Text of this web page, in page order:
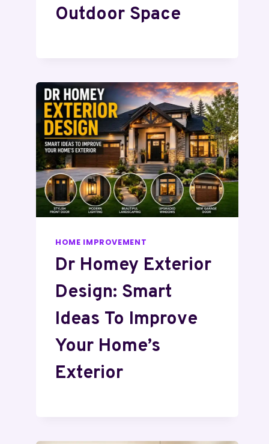
Outdoor Space
HOME IMPROVEMENT
Dr Homey Exterior
Design: Smart
Ideas To Improve
Your Home’s
Exterior